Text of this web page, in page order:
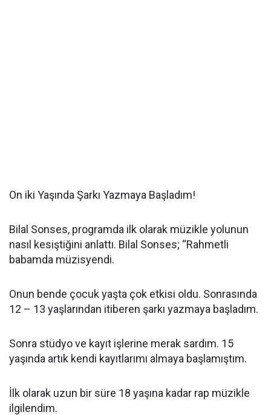
On iki Yaşında Şarkı Yazmaya Başladım!
Bilal Sonses, programda ilk olarak müzikle yolunun
nasıl kesiştiğini anlattı. Bilal Sonses; “Rahmetli
babamda müzisyendi.
Onun bende çocuk yaşta çok etkisi oldu. Sonrasında
12 – 13 yaşlarından itiberen şarkı yazmaya başladım.
Sonra stüdyo ve kayıt işlerine merak sardım. 15
yaşında artık kendi kayıtlarımı almaya başlamıştım.
İlk olarak uzun bir süre 18 yaşına kadar rap müzikle
ilgilendim.